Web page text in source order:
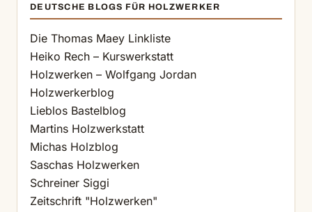
DEUTSCHE BLOGS FÜR HOLZWERKER
Die Thomas Maey Linkliste
Heiko Rech – Kurswerkstatt
Holzwerken – Wolfgang Jordan
Holzwerkerblog
Lieblos Bastelblog
Martins Holzwerkstatt
Michas Holzblog
Saschas Holzwerken
Schreiner Siggi
Zeitschrift "Holzwerken"